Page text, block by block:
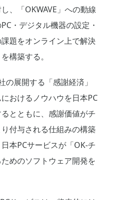
、「OKWAVE」への動線
・デジタル機器の設定・
題をオンライン上で解決
構築する。
の展開する「感謝経済」
おけるノウハウを日本PC
とともに、感謝価値がチ
付与される仕組みの構築
本PCサービスが「OK-チ
めのソフトウェア開発を